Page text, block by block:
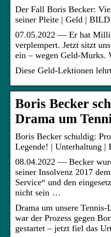
Der Fall Boris Becker:
seiner Pleite | Geld |
07.05.2022 — Er hat
verplempert. Jetzt sitzt
ein – wegen Geld-Murks.
Diese Geld-Lektionen
Boris Becker
Drama um
Boris Becker schuldig:
Legende! | Unterhaltung |
08.04.2022 — Becker
seiner Insolvenz 2017
Service“ und den
nicht sein …
Drama um unsere
war der Prozess gegen
gestartet – jetzt fiel das